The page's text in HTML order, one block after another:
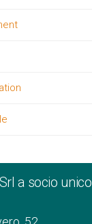
a socio unico